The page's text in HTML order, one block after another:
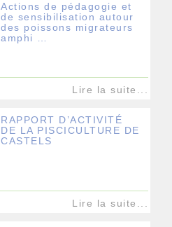
Actions de pédagogie et
de sensibilisation autour
des poissons migrateurs
amphi …
Lire la suite...
RAPPORT D’ACTIVITÉ
DE LA PISCICULTURE DE
CASTELS
Lire la suite...